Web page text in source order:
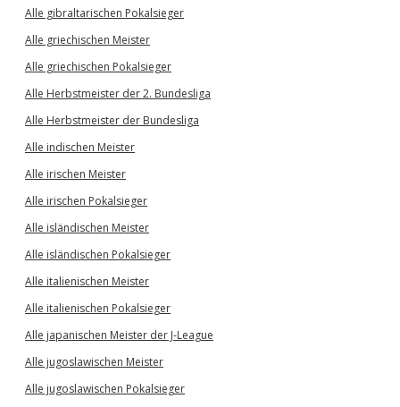
Alle gibraltarischen Pokalsieger
Alle griechischen Meister
Alle griechischen Pokalsieger
Alle Herbstmeister der 2. Bundesliga
Alle Herbstmeister der Bundesliga
Alle indischen Meister
Alle irischen Meister
Alle irischen Pokalsieger
Alle isländischen Meister
Alle isländischen Pokalsieger
Alle italienischen Meister
Alle italienischen Pokalsieger
Alle japanischen Meister der J-League
Alle jugoslawischen Meister
Alle jugoslawischen Pokalsieger